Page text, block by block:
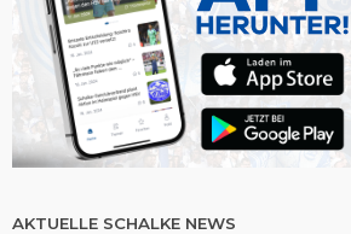
AKTUELLE SCHALKE NEWS